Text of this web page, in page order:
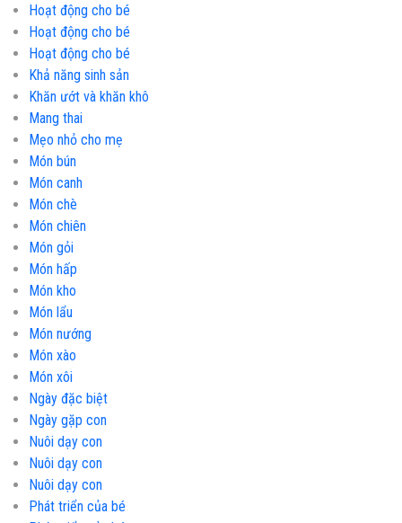
Hoạt động cho bé
Hoạt động cho bé
Hoạt động cho bé
Khả năng sinh sản
Khăn ướt và khăn khô
Mang thai
Mẹo nhỏ cho mẹ
Món bún
Món canh
Món chè
Món chiên
Món gỏi
Món hấp
Món kho
Món lẩu
Món nướng
Món xào
Món xôi
Ngày đặc biệt
Ngày gặp con
Nuôi dạy con
Nuôi dạy con
Nuôi dạy con
Phát triển của bé